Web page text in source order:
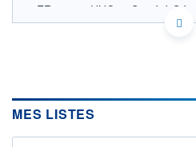
FR001400UHC8 - Société
Solutions (France)
MES LISTES